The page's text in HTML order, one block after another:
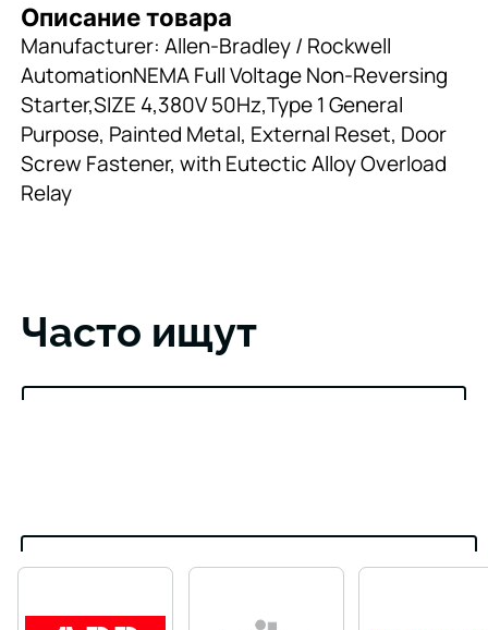
Описание товара
Manufacturer: Allen-Bradley / Rockwell
AutomationNEMA Full Voltage Non-Reversing
Starter,SIZE 4,380V 50Hz,Type 1 General
Purpose, Painted Metal, External Reset, Door
Screw Fastener, with Eutectic Alloy Overload
Relay
Часто ищут